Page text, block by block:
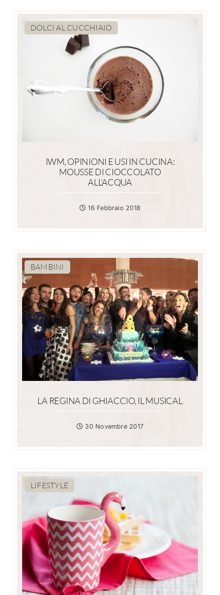
DOLCI AL CUCCHIAIO
IWM, OPINIONI E USI IN CUCINA:
MOUSSE DI CIOCCOLATO
ALL’ACQUA
16 Febbraio 2018
BAMBINI
LA REGINA DI GHIACCIO, IL MUSICAL
30 Novembre 2017
LIFESTYLE